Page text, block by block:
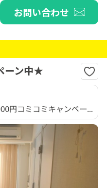
お問い合わせ
ーン中★
円コミコミキャンペー...